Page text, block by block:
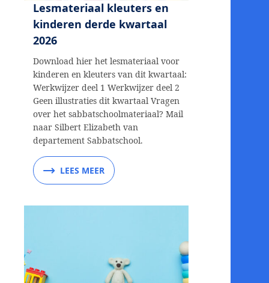
Lesmateriaal kleuters en
kinderen derde kwartaal
2026
Download hier het lesmateriaal voor
kinderen en kleuters van dit kwartaal:
Werkwijzer deel 1 Werkwijzer deel 2
Geen illustraties dit kwartaal Vragen
over het sabbatschoolmateriaal? Mail
naar Silbert Elizabeth van
departement Sabbatschool.
LEES MEER